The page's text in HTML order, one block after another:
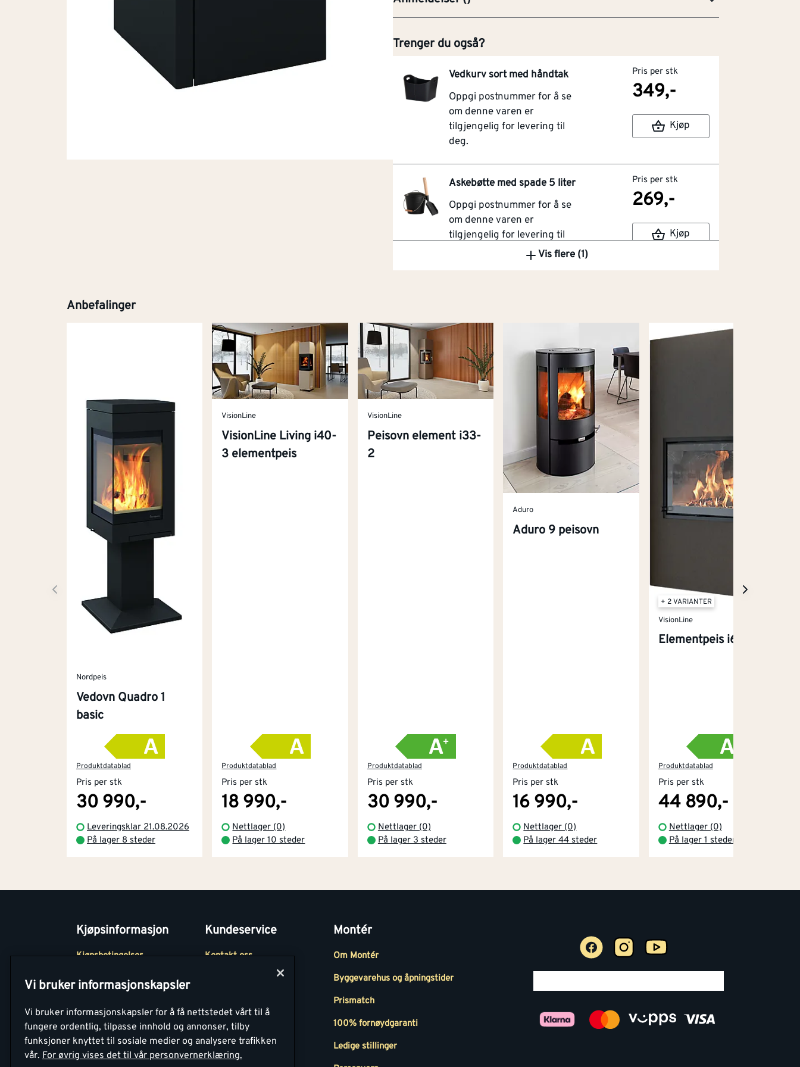
Trenger du også?
Vedkurv sort med håndtak
Oppgi postnummer for å se
om denne varen er
tilgjengelig for levering til
deg.
Pris per stk
349,-
Kjøp
Askebøtte med spade 5 liter
Oppgi postnummer for å se
om denne varen er
tilgjengelig for levering til
Pris per stk
269,-
Kjøp
Vis flere (1)
Anbefalinger
Nordpeis
Vedovn Quadro 1
basic
Produktdatablad
Pris per stk
30 990,-
Leveringsklar 21.08.2026
På lager 8 steder
VisionLine
VisionLine Living i40-
3 elementpeis
Produktdatablad
Pris per stk
18 990,-
Nettlager (0)
På lager 10 steder
VisionLine
Peisovn element i33-
2
Produktdatablad
Pris per stk
30 990,-
Nettlager (0)
På lager 3 steder
Aduro
Aduro 9 peisovn
Produktdatablad
Pris per stk
16 990,-
Nettlager (0)
På lager 44 steder
+ 2 VARIANTER
VisionLine
Elementpeis i65 H
Produktdatablad
Pris per stk
44 890,-
Nettlager (0)
På lager 1 steder
Kjøpsinformasjon
Kjøpsbetingelser
Betaling
Retur- og
angrerettsskjema
Kundeservice
Kontakt oss
Medlemsavtaler
Montér Bedrift
Montér
Om Montér
Byggevarehus og åpningstider
Prismatch
100% fornøydgaranti
Ledige stillinger
Vi bruker informasjonskapsler
Vi bruker informasjonskapsler for å få nettstedet vårt til å
fungere ordentlig, tilpasse innhold og annonser, tilby
funksjoner knyttet til sosiale medier og analysere trafikken
vår. For øvrig vises det til vår personvernerklæring.